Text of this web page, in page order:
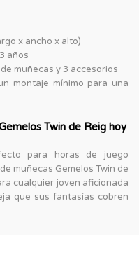
x ancho x alto)
años
muñecas y 3 accesorios
montaje mínimo para una
Twin de Reig hoy
para horas de juego
muñecas Gemelos Twin de
cualquier joven aficionada
que sus fantasías cobren